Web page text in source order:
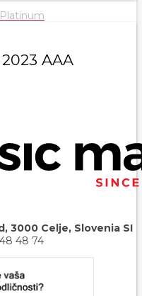
AAA
3000 Celje, Slovenia SI
48 74